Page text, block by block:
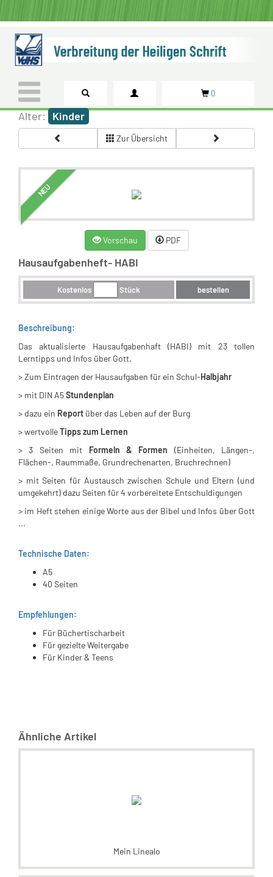
0
Alter: Kinder
Zur Übersicht
NEU
Vorschau PDF
Hausaufgabenheft- HABI
Kostenlos Stück bestellen
Beschreibung:
Das aktualisierte Hausaufgabenhaft (HABI) mit 23 tollen
Lerntipps und Infos über Gott.
> Zum Eintragen der Hausaufgaben für ein Schul-Halbjahr
> mit DIN A5Stundenplan
> dazu ein Report über das Leben auf der Burg
> wertvolleTipps zum Lernen
>
3 Seiten mit Formeln & Formen (Einheiten, Längen-,
Flächen-, Raummaße, Grundrechenarten, Bruchrechnen)
> mit Seiten für Austausch zwischen Schule und Eltern (und
umgekehrt) dazu Seiten für 4 vorbereitete Entschuldigungen
> im Heft stehen einige Worte aus der Bibel und Infos über Gott
...
Technische Daten:
A5
40 Seiten
Empfehlungen:
Für Büchertischarbeit
Für gezielte Weitergabe
Für Kinder & Teens
Ähnliche Artikel
Mein Linealo